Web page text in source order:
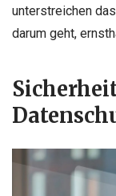
unterstreichen
darum geht,